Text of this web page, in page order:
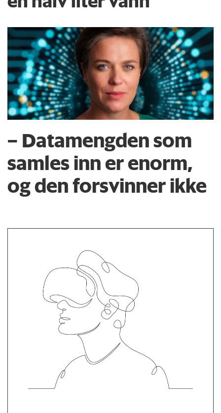
– Datamengden som
samles inn er enorm,
og den forsvinner ikke